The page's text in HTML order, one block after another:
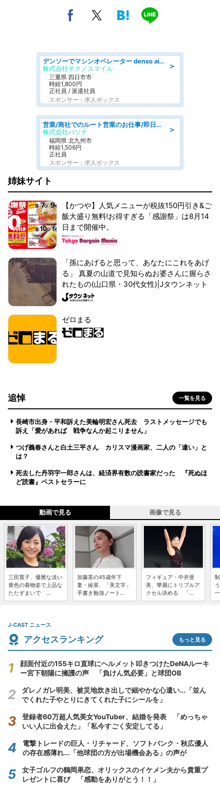
＞
デンソーでマシンオペレーター denso aichi
株式会社テクノスマイル
三重県 四日市市
時給1,800円
正社員 / 派遣社員
スポンサー：求人ボックス
＞
営業/商社でのルート営業のお仕事/即日勤務可/車通勤可/営業
株式会社パソナ
福岡県 北九州市
時給1,506円
正社員
スポンサー：求人ボックス
姉妹サイト
【かつや】人気メニューが税抜150円引き&ご
飯大盛り無料!お得すぎる「感謝祭」は8月14
日まで開催中。
「孫にあげると思って、あなたにこれをあげ
る」 真夏の山道で見知らぬお婆さんに握らさ
れたもの(山口県・30代女性)|Jタウンネット
ゼロまる
追悼 一覧を見る
長崎市出身・平和訴えた美輪明宏さん死去 ラストメッセージでも
訴え「愛があれば 戦争なんか起こりません」
つげ義春さんと白土三平さん カリスマ漫画家、二人の「違い」と
は？
死去した丹羽宇一郎さんは、経済界有数の読書家だった 『死ぬほ
ど読書』ベストセラーに
動画で見る 画像で見る
三田寛子、優雅な淡い
黄色の着物姿で上品な
たたずまいで ...
加藤茶の45歳年下
妻・綾菜、「美文字」
手書き勉強ノート...
フィギュア・中井亜
美、華麗にトリプルア
クセル決める 「...
J-CAST ニュース
アクセスランキング もっと見る
顔面付近の155キロ直球にヘルメット叩きつけたDeNAルーキ
ー宮下朝陽に擁護の声 「負けん気必要」と球団OB
ダレノガレ明美、被災地炊き出しで細やかな心遣い...「並ん
でくれた子やとりにきてくれた子にシールを」
登録者60万超人気美女YouTuber、結婚を発表 「めっちゃ
いい人に出会えた」「私今すごく安定してる」
電撃トレードの巨人・リチャード、ソフトバンク・秋広優人
の存在感薄れ...「他球団の方が出場機会ある」の声が
女子ゴルフの鶴岡果恋、オリックスのイケメン夫から貴重プ
レゼントに喜び 「感動をありがとう！！」